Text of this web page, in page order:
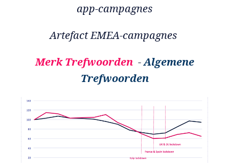
app-campagnes
Artefact EMEA-campagnes
Merk Trefwoorden-Algemene
Trefwoorden